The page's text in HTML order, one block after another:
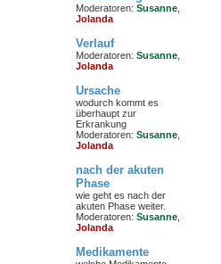
Moderatoren: Susanne
Jolanda
Verlauf
Moderatoren: Susanne
Jolanda
Ursache
wodurch kommt es
überhaupt zur
Erkrankung
Moderatoren: Susanne
Jolanda
nach der akuten
Phase
wie geht es nach der
akuten Phase weiter.
Moderatoren: Susanne
Jolanda
Medikamente